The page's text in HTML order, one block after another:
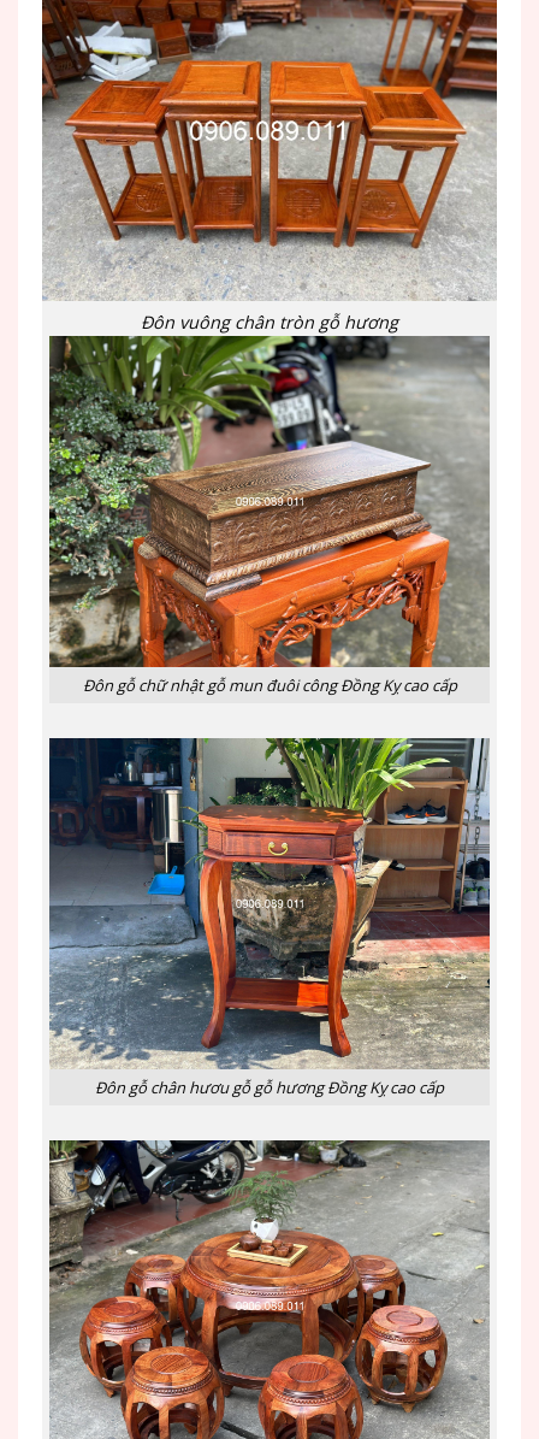
Đôn vuông chân tròn gỗ hương
Đôn gỗ chữ nhật gỗ mun đuôi công Đồng Kỵ cao cấp
Đôn gỗ chân hươu gỗ gỗ hương Đồng Kỵ cao cấp